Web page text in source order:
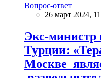
Вопрос-ответ
26 март 2024,
Экс-министр
Турции:
Москве